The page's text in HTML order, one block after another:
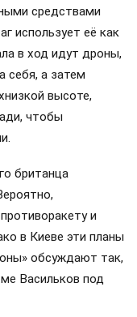
средствами
использует её как
в ход идут дроны,
себя, а затем
высоте,
чтобы
британца
и
в Киеве эти планы
обсуждают так,
Васильков под